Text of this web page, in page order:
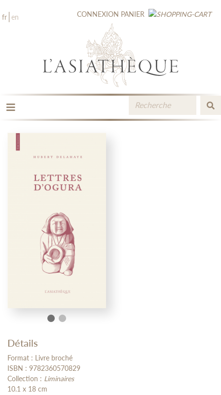
fr en CONNEXION PANIER
LES ÉDITIONS
LA LIBRAIRIE
CATALOGUE
MÉDIATHÈQUE
Détails
Format : Livre broché
ISBN : 9782360570829
Collection : Liminaires
10.1 x 18 cm